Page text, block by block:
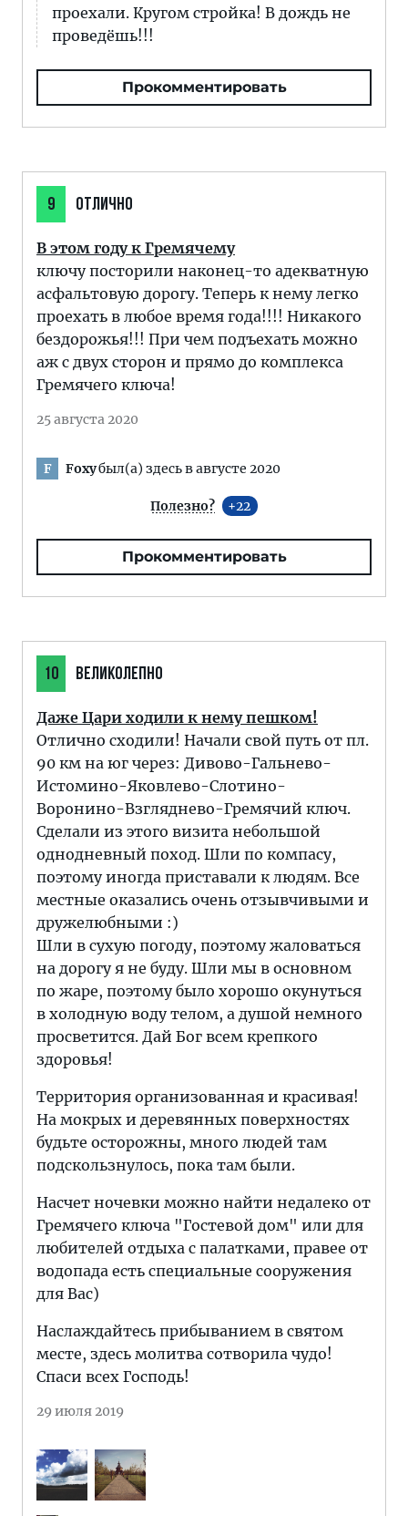
проехали. Кругом стройка! В дождь не
проведёшь!!!
Прокомментировать
9 ОТЛИЧНО
В этом году к Гремячему
ключу посторили наконец-то адекватную
асфальтовую дорогу. Теперь к нему легко
проехать в любое время года!!!! Никакого
бездорожья!!! При чем подъехать можно
аж с двух сторон и прямо до комплекса
Гремячего ключа!
25 августа 2020
F Foxyбыл(а) здесь в августе 2020
Полезно? 22
Прокомментировать
10 ВЕЛИКОЛЕПНО
Даже Цари ходили к нему пешком!
Отлично сходили! Начали свой путь от пл.
90 км на юг через: Дивово-Гальнево-
Истомино-Яковлево-Слотино-
Воронино-Взгляднево-Гремячий ключ.
Сделали из этого визита небольшой
однодневный поход. Шли по компасу,
поэтому иногда приставали к людям. Все
местные оказались очень отзывчивыми и
дружелюбными :)
Шли в сухую погоду, поэтому жаловаться
на дорогу я не буду. Шли мы в основном
по жаре, поэтому было хорошо окунуться
в холодную воду телом, а душой немного
просветится. Дай Бог всем крепкого
здоровья!
Территория организованная и красивая!
На мокрых и деревянных поверхностях
будьте осторожны, много людей там
подскользнулось, пока там были.
Насчет ночевки можно найти недалеко от
Гремячего ключа "Гостевой дом" или для
любителей отдыха с палатками, правее от
водопада есть специальные сооружения
для Вас)
Наслаждайтесь прибыванием в святом
месте, здесь молитва сотворила чудо!
Спаси всех Господь!
29 июля 2019